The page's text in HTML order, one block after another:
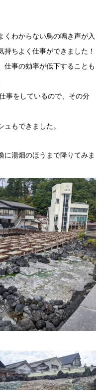
くわからない鳥の鳴き声が入
持ちよく仕事ができました！
仕事の効率が低下することも
事をしているので、その分
もできました。
に湯畑のほうまで降りてみま